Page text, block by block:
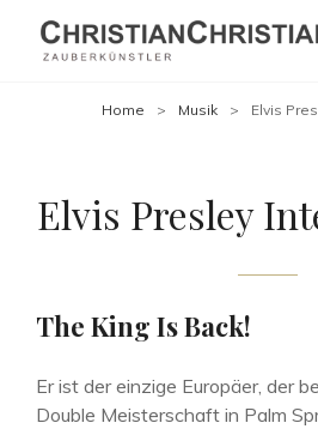
Home > Musik > Elvis
Elvis Presley
The King Is Back!
Er ist der einzige Europäer, der
Double Meisterschaft in Palm